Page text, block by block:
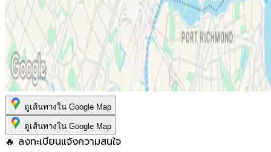
ดูเส้นทางใน Google Map
ดูเส้นทางใน Google Map
🔥 ลงทะเบียนแจ้งความสนใจ